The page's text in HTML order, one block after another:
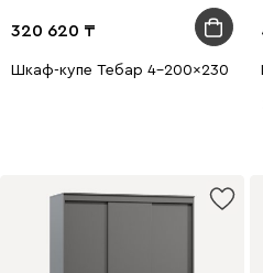
320 620
Шкаф-купе Тебар 4-200x230